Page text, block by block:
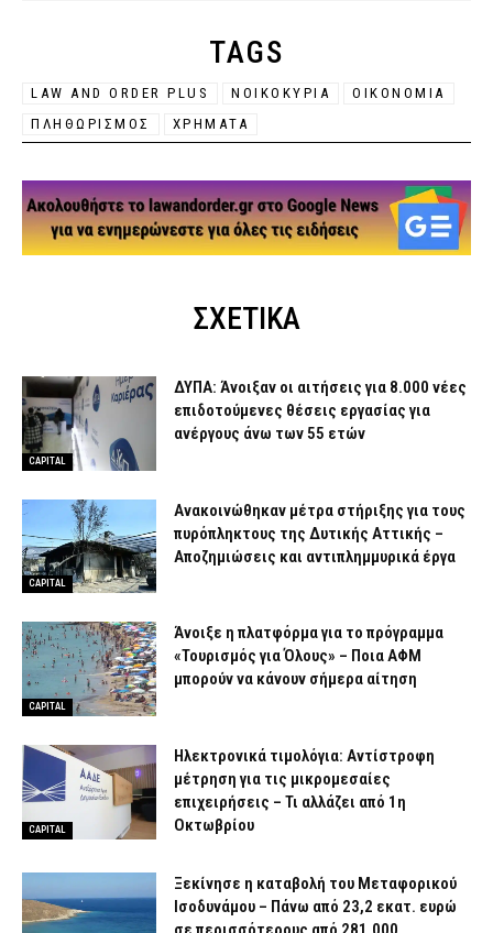
TAGS
LAW AND ORDER PLUS ΝΟΙΚΟΚΥΡΙΑ
ΟΙΚΟΝΟΜΙΑ
ΠΛΗΘΩΡΙΣΜΟΣ
ΧΡΗΜΑΤΑ
ΣΧΕΤΙΚΑ
CAPITAL
ΔΥΠΑ: Άνοιξαν οι αιτήσεις για 8.000 νέες
επιδοτούμενες θέσεις εργασίας για
ανέργους άνω των 55 ετών
CAPITAL
Ανακοινώθηκαν μέτρα στήριξης για τους
πυρόπληκτους της Δυτικής Αττικής –
Αποζημιώσεις και αντιπλημμυρικά έργα
CAPITAL
Άνοιξε η πλατφόρμα για το πρόγραμμα
«Τουρισμός για Όλους» – Ποια ΑΦΜ
μπορούν να κάνουν σήμερα αίτηση
CAPITAL
Ηλεκτρονικά τιμολόγια: Αντίστροφη
μέτρηση για τις μικρομεσαίες
επιχειρήσεις – Τι αλλάζει από 1η
Οκτωβρίου
Ξεκίνησε η καταβολή του Μεταφορικού
Ισοδυνάμου – Πάνω από 23,2 εκατ. ευρώ